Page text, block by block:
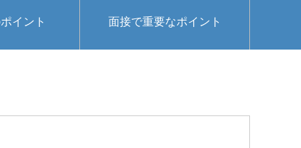
イント 面接で重要なポイント